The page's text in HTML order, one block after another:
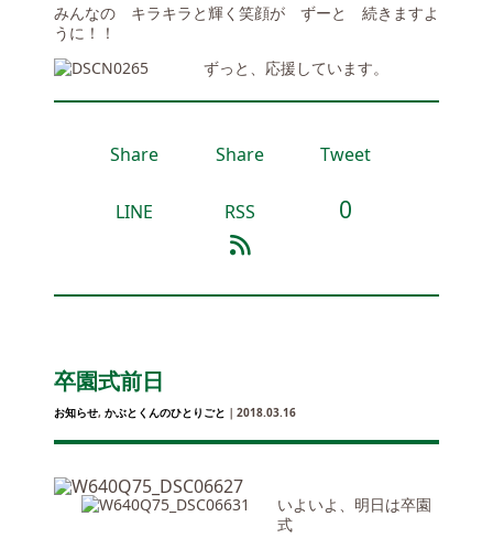
みんなの キラキラと輝く笑顔が ずーと 続きますよ
うに！！
ずっと、応援しています。
Share Share Tweet
LINE RSS 0
卒園式前日
お知らせ, かぶとくんのひとりごと ｜2018.03.16
いよいよ、明日は卒園
式